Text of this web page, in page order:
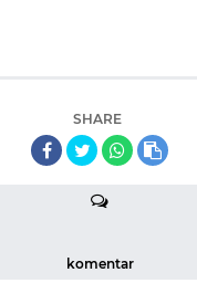
SHARE
komentar